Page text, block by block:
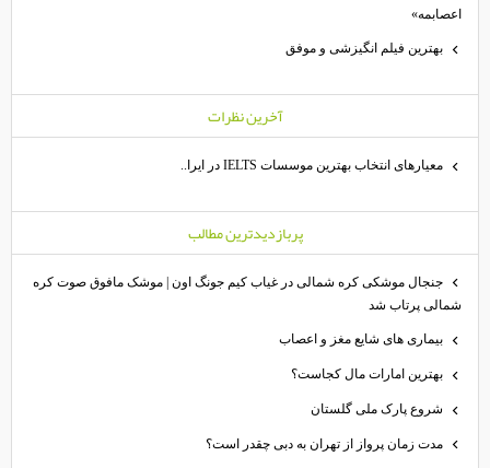
بهترین فیلم انگیزشی و موفق
آخرين نظرات
معیارهای انتخاب بهترین موسسات IELTS در ایرا..
پربازديدترين مطالب
جنجال موشکی کره شمالی در غیاب کیم جونگ اون | موشک مافوق صوت کره
پرتاب شد
بیماری های شایع مغز و اعصاب
بهترین امارات مال کجاست؟
شروع پارک ملی گلستان
مدت زمان پرواز از تهران به دبی چقدر است؟